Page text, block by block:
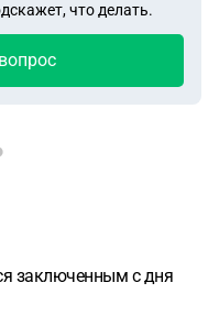
что делать.
заключенным с дня